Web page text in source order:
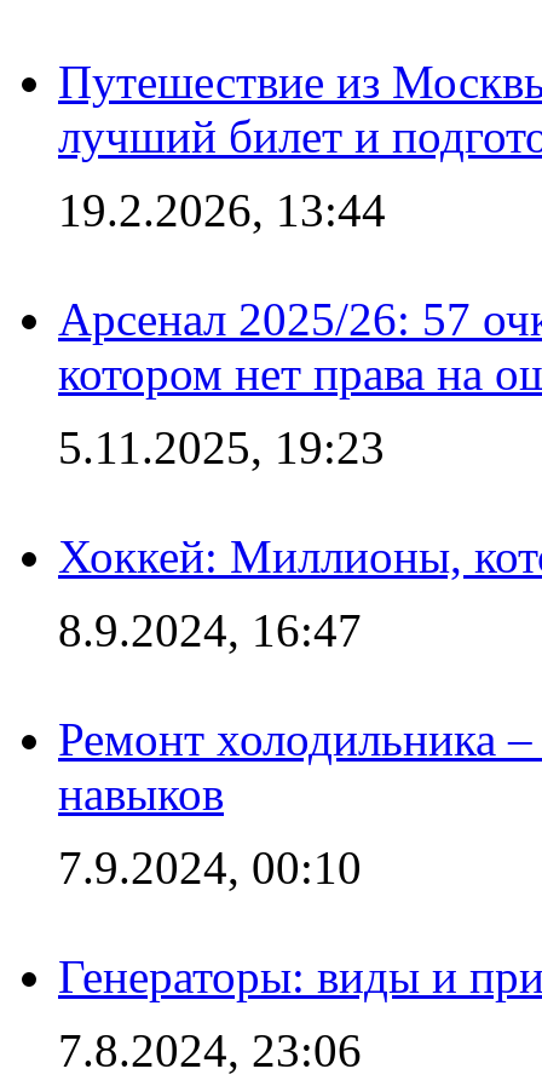
Путешествие из
лучший билет и
19.2.2026, 13:44
Арсенал 2025/26: 57
котором нет права на
5.11.2025, 19:23
Хоккей: Миллионы,
8.9.2024, 16:47
Ремонт холодильника
навыков
7.9.2024, 00:10
Генераторы: виды и
7.8.2024, 23:06